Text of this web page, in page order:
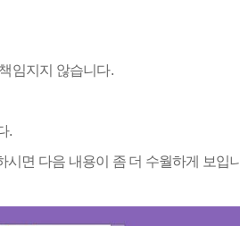
임지지 않습니다.
.
시면 다음 내용이 좀 더 수월하게 보입니